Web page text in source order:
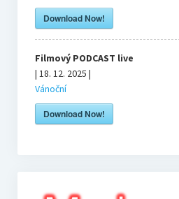
Honzův blog
Filmové resty
U televize
O nás
Download Now!
Filmový PODCAST live
| 18. 12. 2025 |
Vánoční
Download Now!